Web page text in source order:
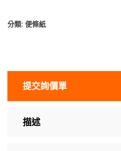
分類: 便條紙
提交詢價單
描述